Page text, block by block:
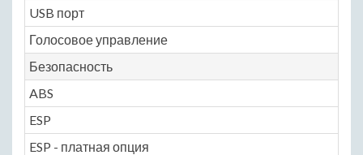
USB порт
Голосовое управление
Безопасность
ABS
ESP
ESP - платная опция